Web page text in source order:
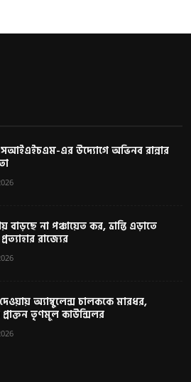
এর উদ্যোগে অভিনব রান্নার
বাড়ছে না পঞ্চায়েত কর, ভ্রান্তি এড়াতে
রাজ্যের
অ্যাম্বুলেন্স চালককে মারধর,
তৃণমূল কাউন্সিলর